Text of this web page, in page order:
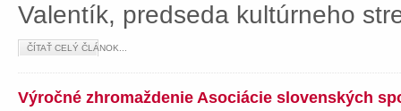
Valentík, predseda kultúrneho
ČÍTAŤ CELÝ ČLÁNOK...
Výročné zhromaždenie Asociácie slovenských